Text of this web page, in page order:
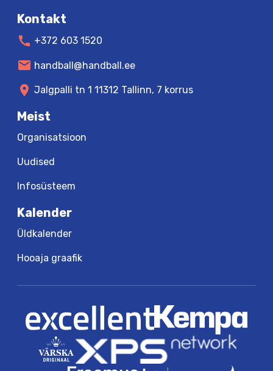
Kontakt
call +372 603 1520
mail handball@handball.ee
location_on Jalgpalli tn 1 11312 Tallinn, 7 korrus
Meist
Organisatsioon
Uudised
Infosüsteem
Kalender
Üldkalender
Hooaja graafik